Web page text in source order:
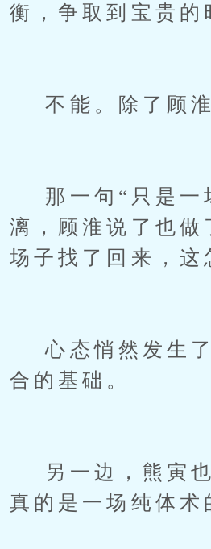
衡，争取到宝贵的
不能。除了顾淮
那一句“只是一
漓，顾淮说了也做
场子找了回来，这
心态悄然发生了
合的基础。
另一边，熊寅也
真的是一场纯体术